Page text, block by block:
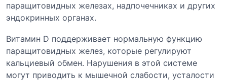
паращитовидных железах, надпочечниках и других
эндокринных органах.
Витамин D поддерживает нормальную функцию
паращитовидных желез, которые регулируют
кальциевый обмен. Нарушения в этой системе
могут приводить к мышечной слабости, усталости